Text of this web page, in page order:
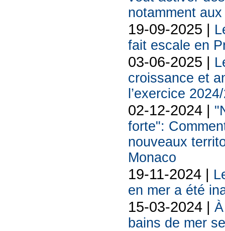
notamment
19-09-2025 |
fait escale en
03-06-2025 |
croissance et
l’exercice
02-12-2024 |
forte":
nouveaux
Monaco
19-11-2024 |
en mer a été
15-03-2024 |
bains de mer